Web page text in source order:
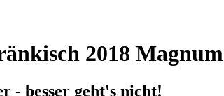
2018 Magnum
- besser geht's nicht!